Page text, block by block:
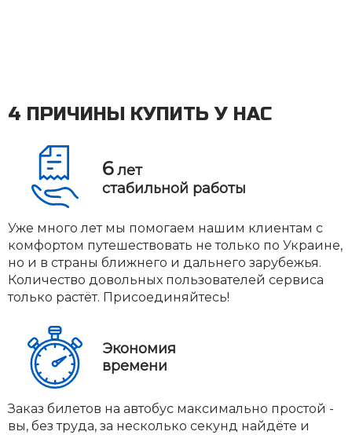
4 ПРИЧИНЫ КУПИТЬ У НАС
6лет
стабильной работы
Уже много лет мы помогаем нашим клиентам с
комфортом путешествовать не только по Украине,
но и в страны ближнего и дальнего зарубежья.
Количество довольных пользователей сервиса
только растёт. Присоединяйтесь!
Экономия
времени
Заказ билетов на автобус максимально простой -
вы, без труда, за несколько секунд найдёте и